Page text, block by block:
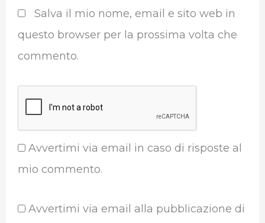
Salva il mio nome, email e sito web in
questo browser per la prossima volta che
commento.
Avvertimi via email in caso di risposte al
mio commento.
Avvertimi via email alla pubblicazione di